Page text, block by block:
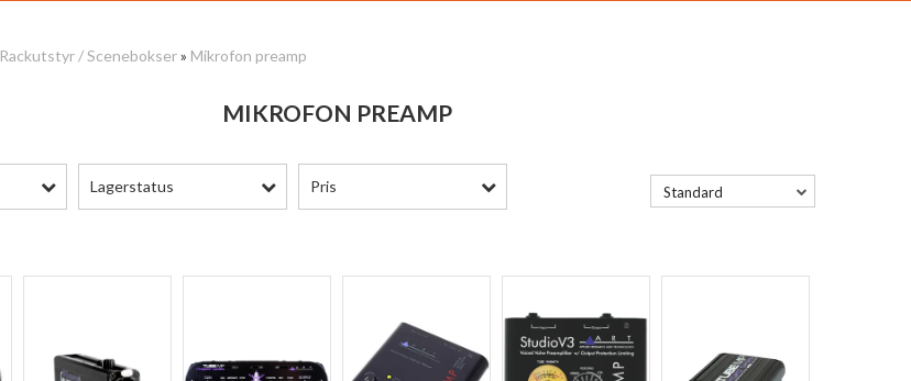
Rackutstyr / Scenebokser» Mikrofon preamp
MIKROFON PREAMP
Lagerstatus Pris Standard